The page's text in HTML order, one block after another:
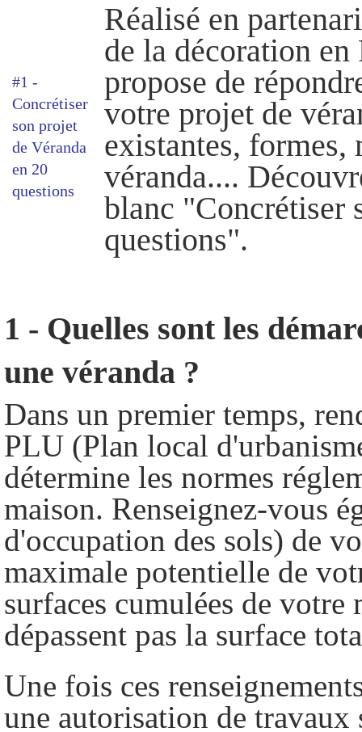
#1 -
Concrétiser
son projet
de Véranda
en 20
questions
Réalisé en
de la décoration
propose de
votre projet de
existantes,
véranda....
blanc "Concrétiser
questions".
1 - Quelles sont les
une véranda ?
Dans un premier temps,
PLU (Plan local
détermine les normes
maison. Renseignez-vous
d'occupation des sols) de
maximale potentielle de
surfaces cumulées de votre
dépassent pas la surface
Une fois ces
une autorisation de travaux